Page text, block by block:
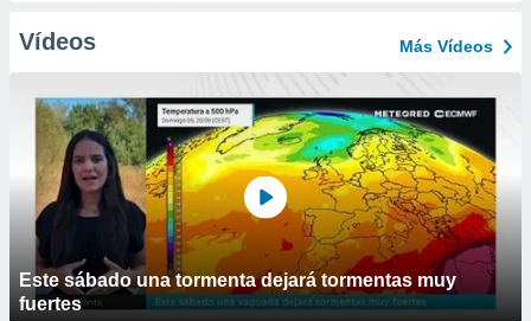
Vídeos Más Vídeos
Este sábado una tormenta dejará tormentas muy
fuertes